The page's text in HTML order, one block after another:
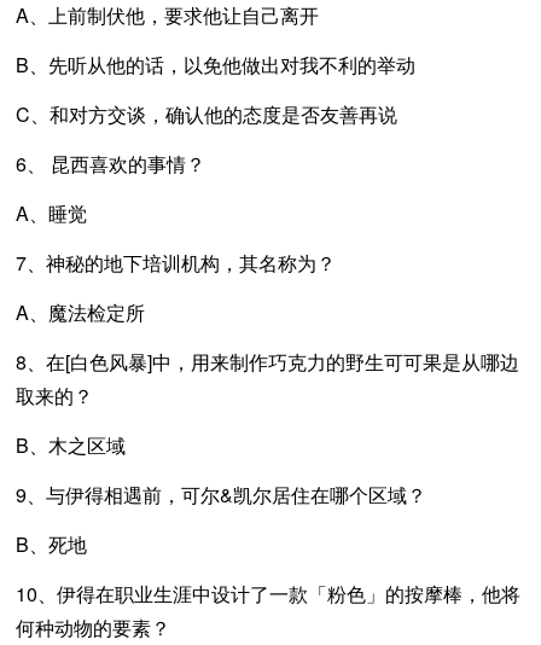
A、上前制伏他，要求他让自己离开
B、先听从他的话，以免他做出对我不利的举动
C、和对方交谈，确认他的态度是否友善再说
6、 昆西喜欢的事情？
A、睡觉
7、神秘的地下培训机构，其名称为？
A、魔法检定所
8、在[白色风暴]中，用来制作巧克力的野生可可果是从哪边
取来的？
B、木之区域
9、与伊得相遇前，可尔&凯尔居住在哪个区域？
B、死地
10、伊得在职业生涯中设计了一款「粉色」的按摩棒，他将
何种动物的要素？